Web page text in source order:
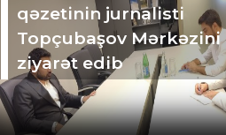
qəzetinin jurnalisti
Topçubaşov Mərkəzini
ziyarət edib